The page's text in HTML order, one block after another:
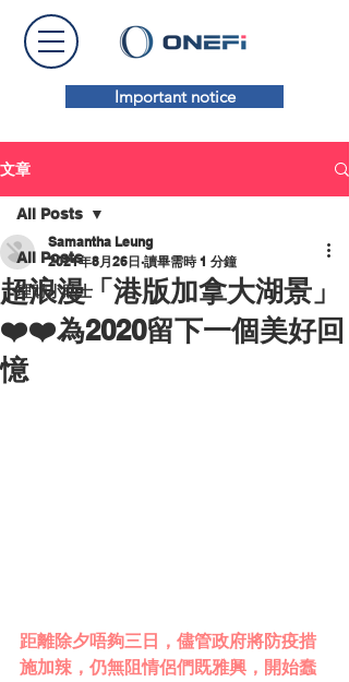
Important notice
文章
All Posts
理財小貼士
All Posts
超浪漫「港版加拿大湖景」
❤️❤️為2020留下一個美好回
憶
Samantha Leung
2021年8月26日 讀畢需時 1 分鐘
距離除夕唔夠三日，儘管政府將防疫措
施加辣，仍無阻情侶們既雅興，開始蠢